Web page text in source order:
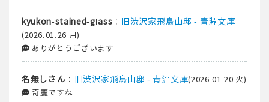
kyukon-stained-glass : 旧渋沢家飛鳥山邸 - 青淵文庫
(2026.01.26 月)
ありがとうございます
名無しさん : 旧渋沢家飛鳥山邸 - 青淵文庫(2026.01.20 火)
奇麗ですね